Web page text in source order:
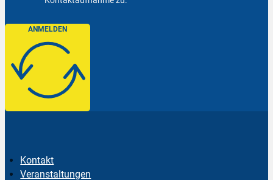
ANMELDEN
Kontakt
Veranstaltungen